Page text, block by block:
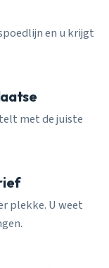
en u krijgt
met de juiste
plekke. U weet